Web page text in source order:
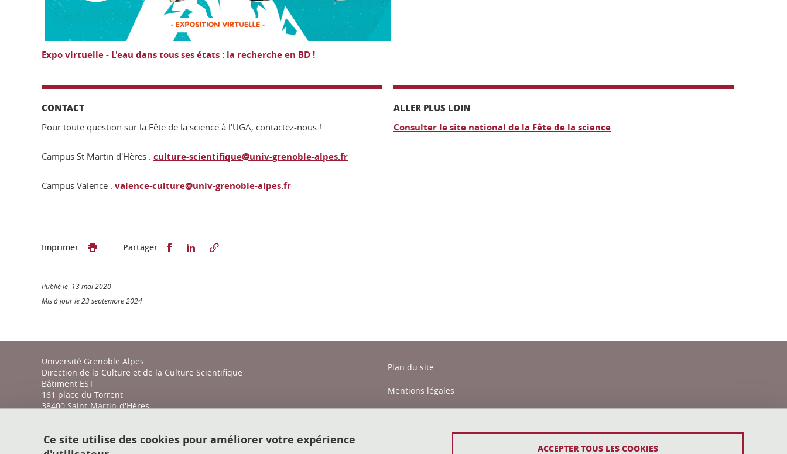
Expo virtuelle - L'eau dans tous ses états : la recherche en BD !
CONTACT
Pour toute question sur la Fête de la science à l'UGA, contactez-nous !
Campus St Martin d'Hères : culture-scientifique@univ-grenoble-alpes.fr
Campus Valence : valence-culture@univ-grenoble-alpes.fr
ALLER PLUS LOIN
Consulter le site national de la Fête de la science
Imprimer Partager Partager sur Facebook
Partager sur LinkedIn
Publié le 13 mai 2020
Mis à jour le 23 septembre 2024
Université Grenoble Alpes
Direction de la Culture et de la Culture Scientifique
Bâtiment EST
161 place du Torrent
38400 Saint-Martin-d'Hères
04 57 04 11 20
Plan du site
Mentions légales
Ce site utilise des cookies pour améliorer votre expérience
ACCEPTER TOUS LES COOKIES